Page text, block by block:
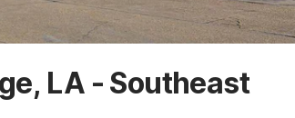
LA - Southeast